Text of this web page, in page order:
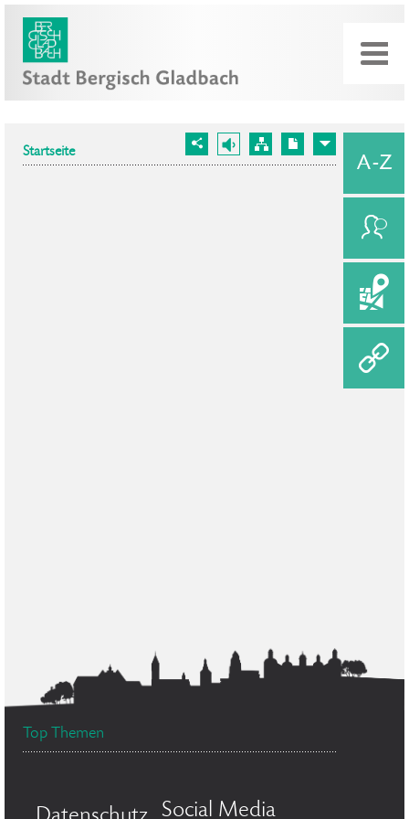
Startseite
Top Themen
Social Media